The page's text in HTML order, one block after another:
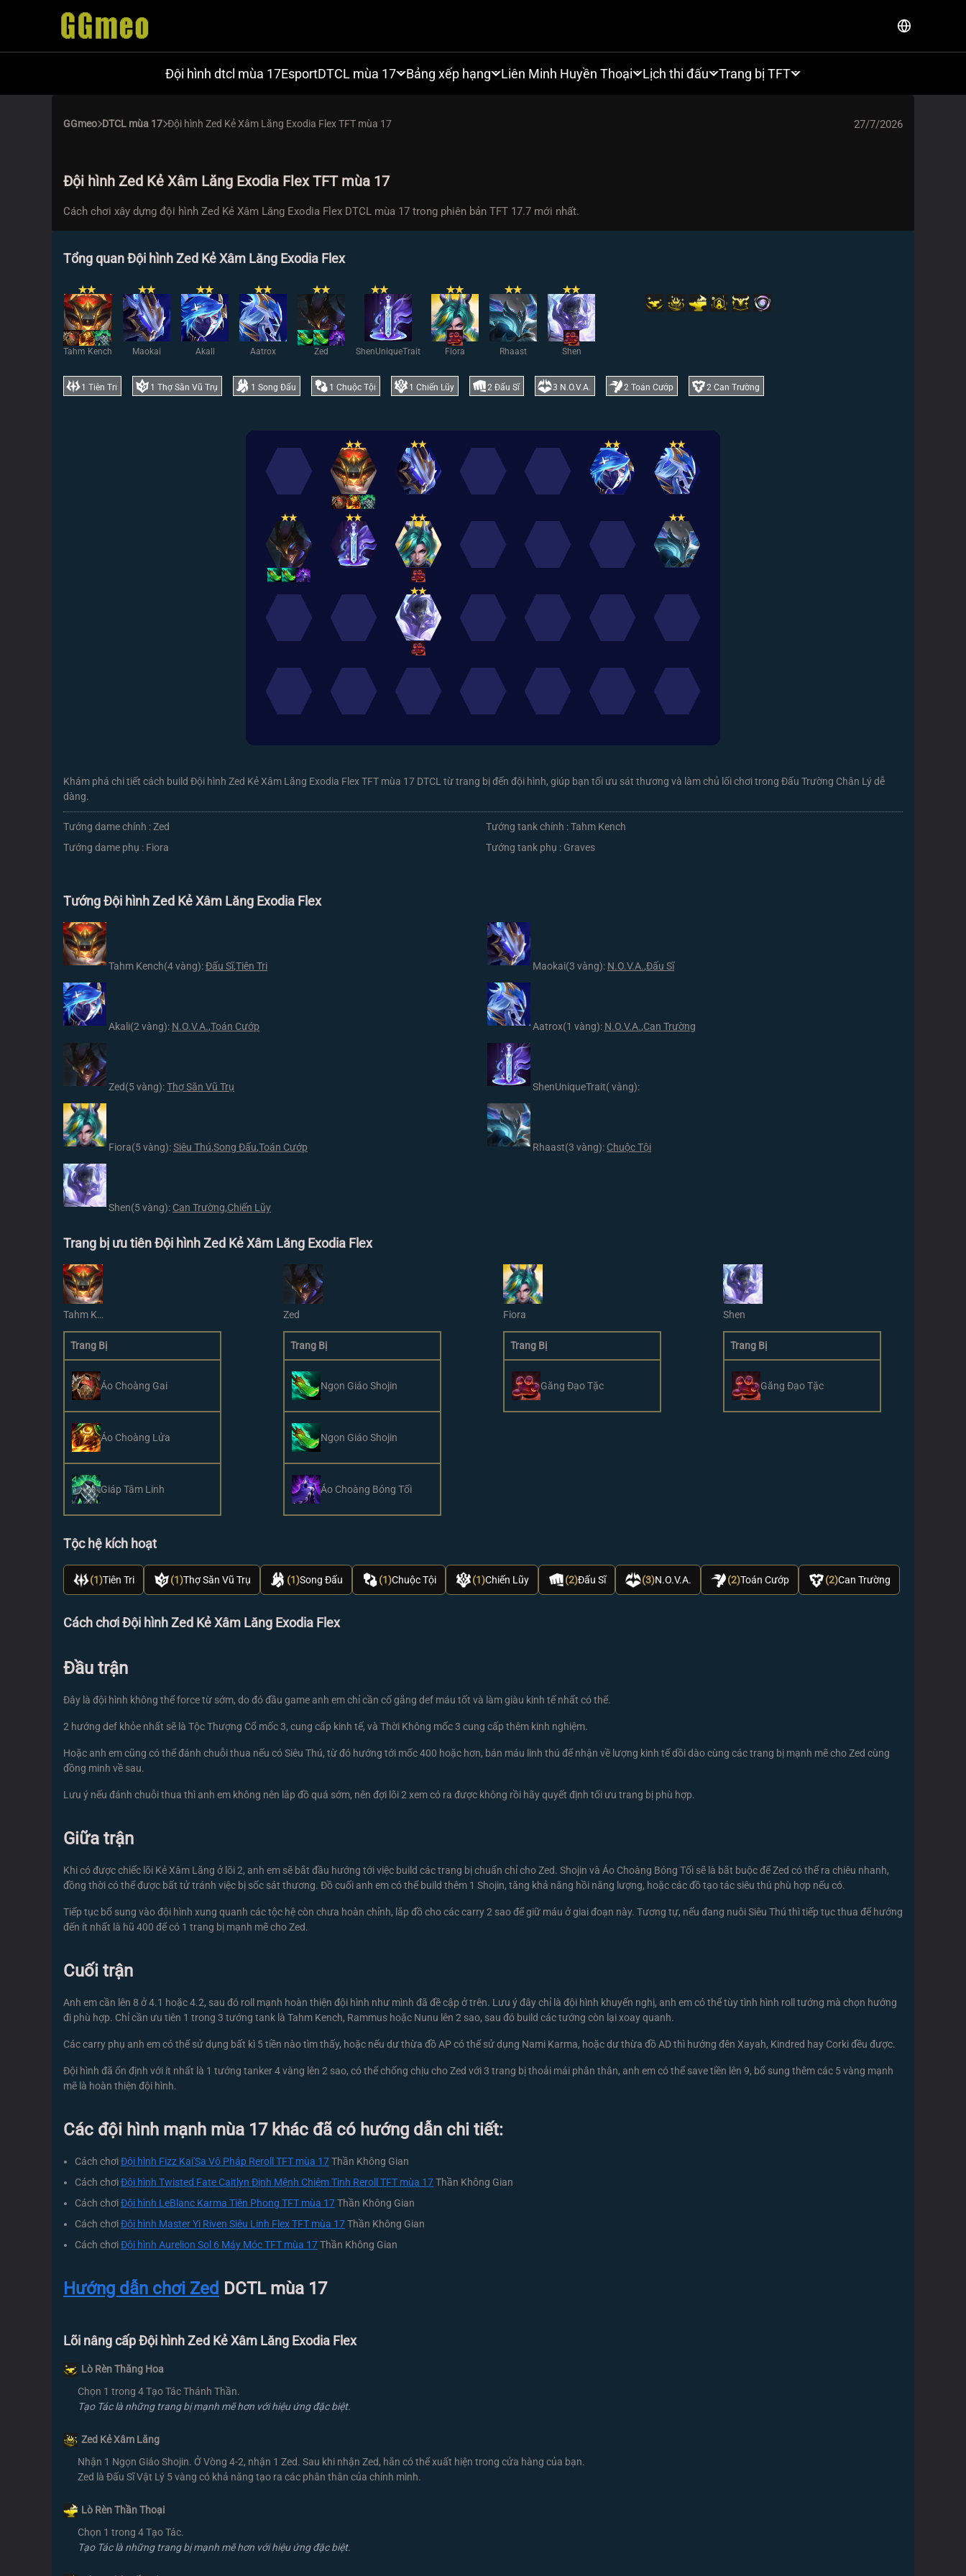
Đội hình dtcl mùa 17EsportDTCL mùa 17 Bảng xếp hạng Liên Minh Huyền Thoại Lịch thi đấu Trang bị TFT
GGmeo DTCL mùa 17 Đội hình Zed Kẻ Xâm Lăng Exodia Flex TFT mùa 17
Đội hình Zed Kẻ Xâm Lăng Exodia Flex TFT mùa 17
Cách chơi xây dựng đội hình Zed Kẻ Xâm Lăng Exodia Flex DTCL mùa 17 trong phiên bản TFT 17.7 mới nhất.
27/7/2026
Tổng quan Đội hình Zed Kẻ Xâm Lăng Exodia Flex
✭✭
Tahm Kench
✭✭
Maokai
✭✭
Akali
✭✭
Aatrox
✭✭
Zed
✭✭
ShenUniqueTrait
✭✭
Fiora
✭✭
Rhaast
✭✭
Shen
1 Tiên Tri 1 Thợ Săn Vũ Trụ 1 Song Đấu 1 Chuộc Tội 1 Chiến Lũy 2 Đấu Sĩ 3 N.O.V.A. 2 Toán Cướp 2 Can Trường
✭✭ ✭✭ ✭✭ ✭✭
✭✭ ✭✭ ✭✭ ✭✭
✭✭
Khám phá chi tiết cách build Đội hình Zed Kẻ Xâm Lăng Exodia Flex TFT mùa 17 DTCL từ trang bị đến đội hình, giúp bạn tối ưu sát thương và làm chủ lối chơi trong Đấu Trường Chân Lý dễ
dàng.
Tướng dame chính : Zed
Tướng tank chính : Tahm Kench
Tướng dame phụ : Fiora
Tướng tank phụ : Graves
Tướng Đội hình Zed Kẻ Xâm Lăng Exodia Flex
Tahm Kench(4 vàng):Đấu Sĩ,Tiên Tri Maokai(3 vàng): N.O.V.A.,Đấu Sĩ
Akali(2 vàng): N.O.V.A.,Toán Cướp Aatrox(1 vàng): N.O.V.A.,Can Trường
Zed(5 vàng):Thợ Săn Vũ Trụ ShenUniqueTrait( vàng):
Fiora(5 vàng):Siêu Thú,Song Đấu,Toán Cướp Rhaast(3 vàng): Chuộc Tội
Shen(5 vàng): Can Trường,Chiến Lũy
Trang bị ưu tiên Đội hình Zed Kẻ Xâm Lăng Exodia Flex
Tahm Kench
Trang Bị
Áo Choàng Gai
Áo Choàng Lửa
Giáp Tâm Linh
Zed
Trang Bị
Ngọn Giáo Shojin
Ngọn Giáo Shojin
Áo Choàng Bóng Tối
Fiora
Trang Bị
Găng Đạo Tặc
Shen
Trang Bị
Găng Đạo Tặc
Tộc hệ kích hoạt
(1)Tiên Tri (1)Thợ Săn Vũ Trụ (1)Song Đấu (1)Chuộc Tội (1)Chiến Lũy (2)Đấu Sĩ (3)N.O.V.A. (2)Toán Cướp (2)Can Trường
Cách chơi Đội hình Zed Kẻ Xâm Lăng Exodia Flex
Đầu trận
Đây là đội hình không thể force từ sớm, do đó đầu game anh em chỉ cần cố gắng def máu tốt và làm giàu kinh tế nhất có thể.
2 hướng def khỏe nhất sẽ là Tộc Thượng Cổ mốc 3, cung cấp kinh tế, và Thời Không mốc 3 cung cấp thêm kinh nghiệm.
Hoặc anh em cũng có thể đánh chuỗi thua nếu có Siêu Thú, từ đó hướng tới mốc 400 hoặc hơn, bán máu linh thú để nhận về lượng kinh tế dồi dào cùng các trang bị mạnh mẽ cho Zed cùng
đồng minh về sau.
Lưu ý nếu đánh chuỗi thua thì anh em không nên lắp đồ quá sớm, nên đợi lõi 2 xem có ra được không rồi hãy quyết định tối ưu trang bị phù hợp.
Giữa trận
Khi có được chiếc lõi Kẻ Xâm Lăng ở lõi 2, anh em sẽ bắt đầu hướng tới việc build các trang bị chuẩn chỉ cho Zed. Shojin và Áo Choàng Bóng Tối sẽ là bắt buộc để Zed có thể ra chiêu nhanh,
đồng thời có thể được bất tử tránh việc bị sốc sát thương. Đồ cuối anh em có thể build thêm 1 Shojin, tăng khả năng hồi năng lượng, hoặc các đồ tạo tác siêu thú phù hợp nếu có.
Tiếp tục bổ sung vào đội hình xung quanh các tộc hệ còn chưa hoàn chỉnh, lắp đồ cho các carry 2 sao để giữ máu ở giai đoạn này. Tương tự, nếu đang nuôi Siêu Thú thì tiếp tục thua để hướng
đến ít nhất là hũ 400 để có 1 trang bị mạnh mẽ cho Zed.
Cuối trận
Anh em cần lên 8 ở 4.1 hoặc 4.2, sau đó roll mạnh hoàn thiện đội hình như mình đã đề cập ở trên. Lưu ý đây chỉ là đội hình khuyến nghị, anh em có thể tùy tình hình roll tướng mà chọn hướng
đi phù hợp. Chỉ cần ưu tiên 1 trong 3 tướng tank là Tahm Kench, Rammus hoặc Nunu lên 2 sao, sau đó build các tướng còn lại xoay quanh.
Các carry phụ anh em có thể sử dụng bất kì 5 tiền nào tìm thấy, hoặc nếu dư thừa đồ AP có thể sử dụng Nami Karma, hoặc dư thừa đồ AD thì hướng đên Xayah, Kindred hay Corki đều được.
Đội hình đã ổn định với ít nhất là 1 tướng tanker 4 vàng lên 2 sao, có thể chống chịu cho Zed với 3 trang bị thoải mái phân thân, anh em có thể save tiền lên 9, bổ sung thêm các 5 vàng mạnh
mẽ là hoàn thiện đội hình.
Các đội hình mạnh mùa 17 khác đã có hướng dẫn chi tiết:
Cách chơiĐội hình Fizz Kai'Sa Vô Pháp Reroll TFT mùa 17Thần Không Gian
Cách chơiĐội hình Twisted Fate Caitlyn Định Mệnh Chiêm Tinh Reroll TFT mùa 17Thần Không Gian
Cách chơiĐội hình LeBlanc Karma Tiên Phong TFT mùa 17Thần Không Gian
Cách chơiĐội hình Master Yi Riven Siêu Linh Flex TFT mùa 17Thần Không Gian
Cách chơiĐội hình Aurelion Sol 6 Máy Móc TFT mùa 17Thần Không Gian
Hướng dẫn chơi Zed DCTL mùa 17
Lõi nâng cấp Đội hình Zed Kẻ Xâm Lăng Exodia Flex
Lò Rèn Thăng Hoa
Chọn 1 trong 4 Tạo Tác Thánh Thần.
Tạo Tác là những trang bị mạnh mẽ hơn với hiệu ứng đặc biệt.
Zed Kẻ Xâm Lăng
Nhận 1 Ngọn Giáo Shojin. Ở Vòng 4-2, nhận 1 Zed. Sau khi nhận Zed, hắn có thể xuất hiện trong cửa hàng của bạn.
Zed là Đấu Sĩ Vật Lý 5 vàng có khả năng tạo ra các phân thân của chính mình.
Lò Rèn Thần Thoại
Chọn 1 trong 4 Tạo Tác.
Tạo Tác là những trang bị mạnh mẽ hơn với hiệu ứng đặc biệt.